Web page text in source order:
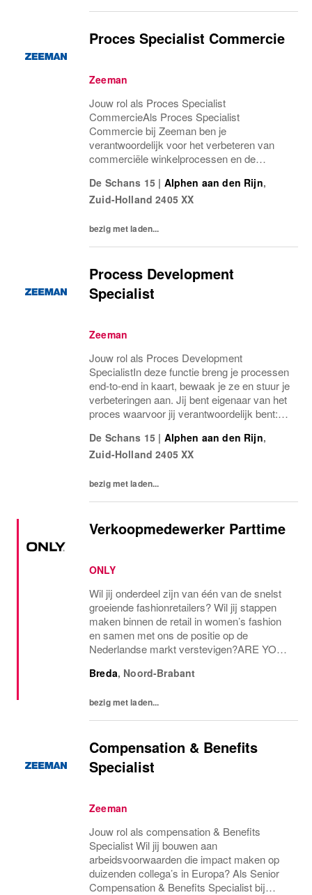
Proces Specialist Commercie
Zeeman
Jouw rol als Proces Specialist
CommercieAls Proces Specialist
Commercie bij Zeeman ben je
verantwoordelijk voor het verbeteren van
commerciële winkelprocessen en de
praktijk. Jij zorgt ervoor dat commerciële
richtlijnen niet alleen duidelijk zijn, maar
De Schans 15 | Alphen aan den Rijn,
Zuid-Holland 2405 XX
bezig met laden...
Process Development
Specialist
Zeeman
Jouw rol als Proces Development
SpecialistIn deze functie breng je processen
end-to-end in kaart, bewaak je ze en stuur je
verbeteringen aan. Jij bent eigenaar van het
proces waarvoor jij verantwoordelijk bent:
nadat jij ze hebt getoetst en afgestemd met...
De Schans 15 | Alphen aan den Rijn,
Zuid-Holland 2405 XX
bezig met laden...
Verkoopmedewerker Parttime
ONLY
Wil jij onderdeel zijn van één van de snelst
groeiende fashionretailers? Wil jij stappen
maken binnen de retail in women’s fashion
en samen met ons de positie op de
Nederlandse markt verstevigen?ARE YOU
Store in Breda zijn we op zoek naar een
Breda, Noord-Brabant
bezig met laden...
Compensation & Benefits
Specialist
Zeeman
Jouw rol als compensation & Benefits
Specialist Wil jij bouwen aan
arbeidsvoorwaarden die impact maken op
duizenden collega’s in Europa? Als Senior
Compensation & Benefits Specialist bij